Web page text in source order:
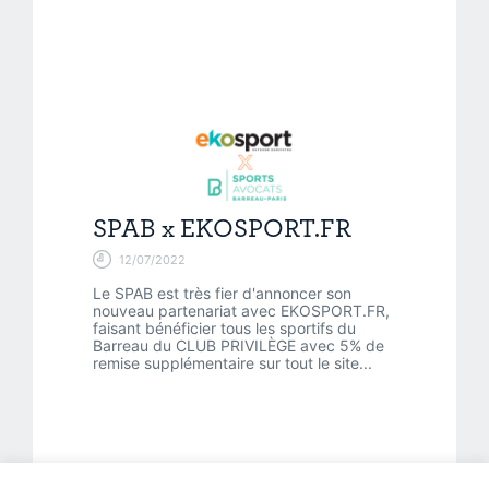
SPAB x EKOSPORT.FR
12/07/2022
Le SPAB est très fier d'annoncer son
nouveau partenariat avec EKOSPORT.FR,
faisant bénéficier tous les sportifs du
Barreau du CLUB PRIVILÈGE avec 5% de
remise supplémentaire sur tout le site...